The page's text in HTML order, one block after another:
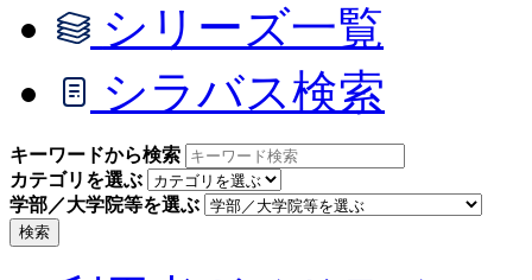
シリーズ一覧
シラバス検索
キーワードから検索
カテゴリを選ぶ
学部／大学院等を選ぶ
検索